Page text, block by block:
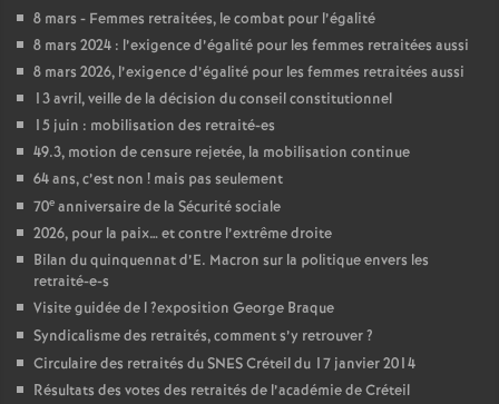
8 mars - Femmes retraitées, le combat pour l’égalité
8 mars 2024 : l’exigence d’égalité pour les femmes retraitées aussi
8 mars 2026, l’exigence d’égalité pour les femmes retraitées aussi
13 avril, veille de la décision du conseil constitutionnel
15 juin : mobilisation des retraité-es
49.3, motion de censure rejetée, la mobilisation continue
64 ans, c’est non ! mais pas seulement
70e anniversaire de la Sécurité sociale
2026, pour la paix… et contre l’extrême droite
Bilan du quinquennat d’E. Macron sur la politique envers les
retraité-e-s
Visite guidée de l?exposition George Braque
Syndicalisme des retraités, comment s’y retrouver?
Circulaire des retraités duSNESCréteil du 17 janvier 2014
Résultats des votes des retraités de l’académie de Créteil